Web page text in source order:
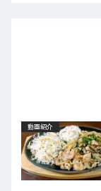
動画紹介